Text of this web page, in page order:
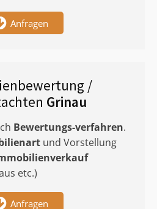
Anfragen
/
Grinau
Bewertungs-verfahren.
und Vorstellung
etc.)
Anfragen